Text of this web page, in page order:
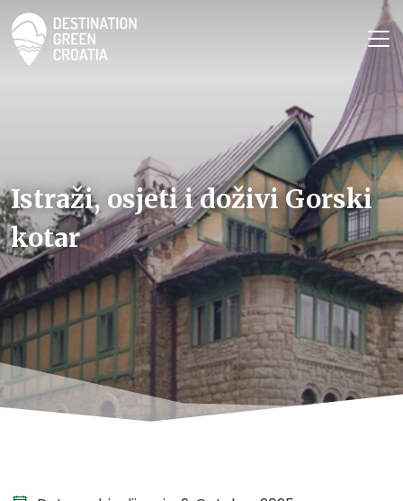
Istraži, osjeti i doživi Gorski
kotar